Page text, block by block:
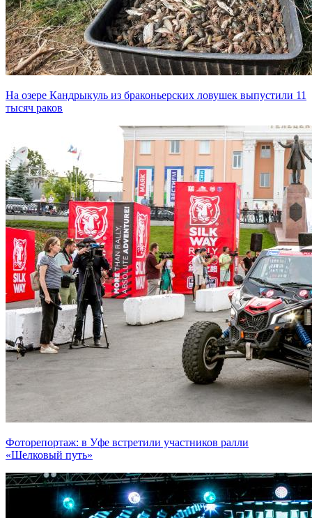
На озере Кандрыкуль из браконьерских ловушек выпустили 11
тысяч раков
Фоторепортаж: в Уфе встретили участников ралли
«Шелковый путь»